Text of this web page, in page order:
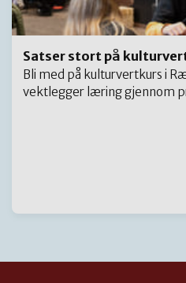
Satser stort på
Bli med på kulturvertkurs i
vektlegger læring gjennom